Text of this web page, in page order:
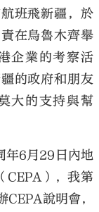
班飛新疆，於
在烏魯木齊舉
企業的考察活
的政府和朋友
大的支持與幫
年6月29日內地
CEPA），我第
說明會，